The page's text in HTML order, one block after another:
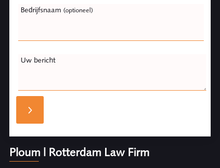
Bedrijfsnaam (optioneel)
Uw bericht
Ploum | Rotterdam Law Firm